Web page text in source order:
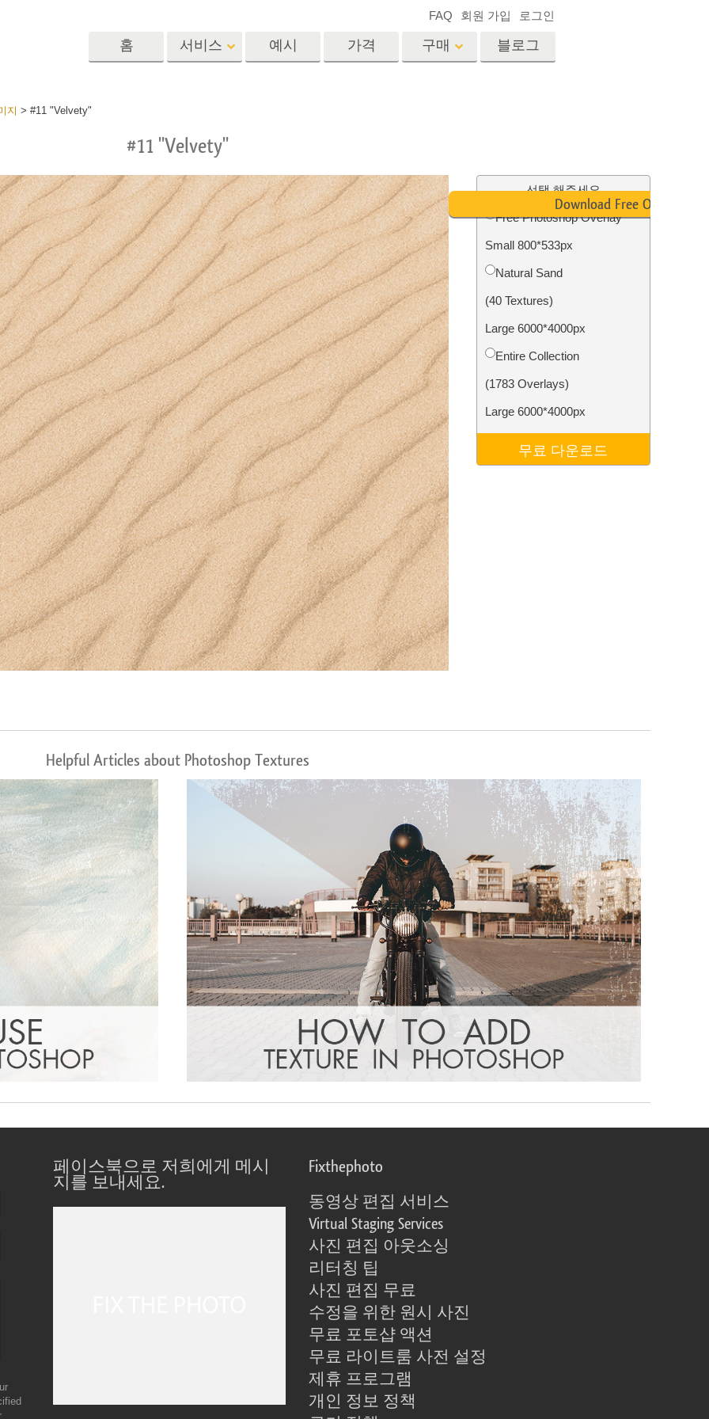
홈 서비스
편집 서비스 AI로 생성된 의류 모델 이미지 조작 서비스 사진 서비스
터칭 서비스 주얼리 리터칭 서비스 AI 훈련 데이터 Video Editing Services
예시 가격 구매
프리셋
렉션
포토샵 액션
포토샵 오버레이
포토샵 텍스처
Ps Actions 전체 컬렉션
Ps 오버레이 전체 컬렉
션
발렌타인 데이 카드
결혼식 초대장
어린이 생일 초대장
블로그
FAQ 회원 가입 로그인
지 > #11 "Velvety"
#11 "Velvety"
선택 해주세요
Free Photoshop Overlay
Small 800*533px
Natural Sand
(40 Textures)
Large 6000*4000px
Entire Collection
(1783 Overlays)
Large 6000*4000px
무료 다운로드
Download Free Overlay
Helpful Articles about Photoshop Textures
페이스북으로 저희에게 메시
지를 보내세요.
Fixthephoto
동영상 편집 서비스
Virtual Staging Services
사진 편집 아웃소싱
리터칭 팁
사진 편집 무료
수정을 위한 원시 사진
무료 포토샵 액션
무료 라이트룸 사전 설정
제휴 프로그램
개인 정보 정책